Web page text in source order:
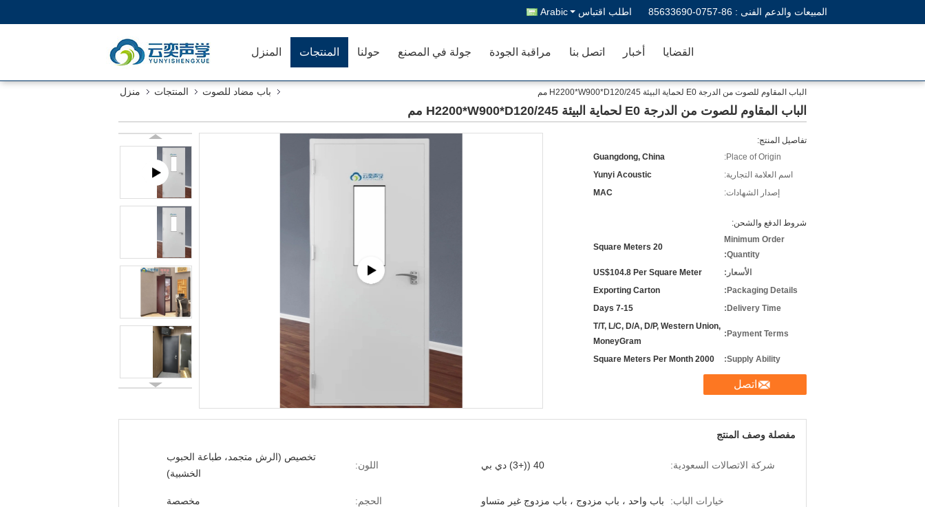
المبيعات والدعم الفنى : 86-0757-85633690 اطلب اقتباس Arabic
المنزل المنتجات حولنا جولة في المصنع مراقبة الجودة اتصل بنا أخبار القضايا
منزل المنتجات باب مضاد للصوت الباب المقاوم للصوت من الدرجة E0 لحماية البيئة H2200*W900*D120/245 مم
الباب المقاوم للصوت من الدرجة E0 لحماية البيئة H2200*W900*D120/245 مم
تفاصيل المنتج:
Place of Origin:
Guangdong, China
اسم العلامة التجارية:
Yunyi Acoustic
إصدار الشهادات:
MAC
شروط الدفع والشحن:
Minimum Order
Quantity:
20 Square Meters
الأسعار:
US$104.8 Per Square Meter
Packaging Details:
Exporting Carton
Delivery Time:
7-15 Days
Payment Terms:
T/T, L/C, D/A, D/P, Western Union,
MoneyGram
Supply Ability:
2000 Square Meters Per Month
اتصل
مفصلة وصف المنتج
شركة الاتصالات السعودية: 40 ((+3) دي بي اللون:
تخصيص (الرش متجمد، طباعة الحبوب
الخشبية)
خيارات الباب: باب واحد ، باب مزدوج ، باب مزدوج غير متساو الحجم: مخصصة